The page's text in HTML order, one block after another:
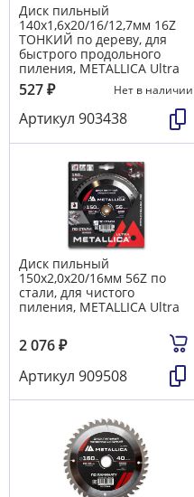
Диск пильный
140х1,6х20/16/12,7мм 16Z
ТОНКИЙ по дереву, для
быстрого продольного
пиления, METALLICA Ultra
527₽ Нет в наличии
Артикул 903438
Диск пильный
150х2,0х20/16мм 56Z по
стали, для чистого
пиления, METALLICA Ultra
2 076₽
Артикул 909508